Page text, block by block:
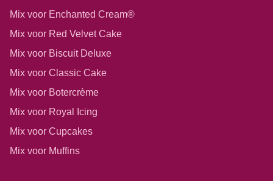
Mix voor Enchanted Cream®
Mix voor Red Velvet Cake
Mix voor Biscuit Deluxe
Mix voor Classic Cake
Mix voor Botercrème
Mix voor Royal Icing
Mix voor Cupcakes
Mix voor Muffins